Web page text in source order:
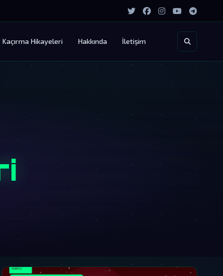
Kaçırma Hikayeleri Hakkında İletişim